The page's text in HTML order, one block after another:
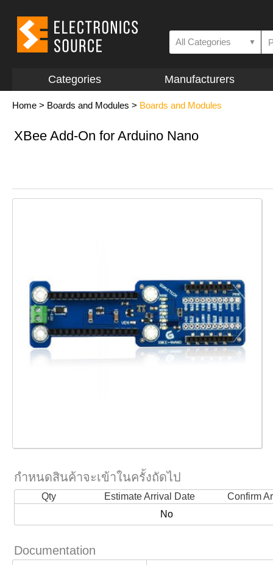
All Categories ▼
Categories Manufacturers
Home > Boards and Modules > Boards and Modules
XBee Add-On for Arduino Nano
กำหนดสินค้าจะเข้าในครั้งถัดไป
Qty Estimate Arrival Date
Confirm
No
Documentation